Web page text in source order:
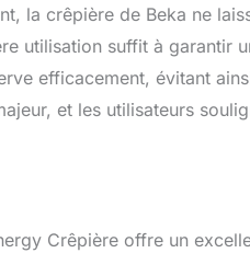
la crêpière de Beka ne
utilisation suffit à garantir
efficacement, évitant
et les utilisateurs
Crêpière offre un